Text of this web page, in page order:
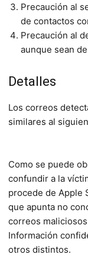
Precaución al
de contactos
Precaución al
aunque sean
Detalles
Los correos
similares al
Como se puede
confundir a la
procede de Apple
que apunta no
correos
Información
otros distintos.